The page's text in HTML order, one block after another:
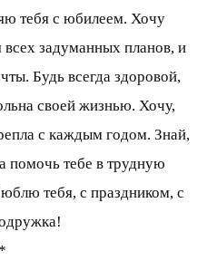
тебя с юбилеем. Хочу
всех задуманных планов, и
Будь всегда здоровой,
своей жизнью. Хочу,
с каждым годом. Знай,
помочь тебе в трудную
тебя, с праздником, с